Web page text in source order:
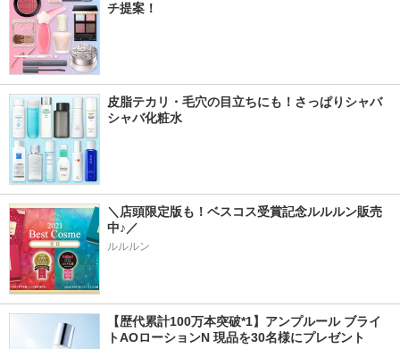
チ提案！
皮脂テカリ・毛穴の目立ちにも！さっぱりシャバ
シャバ化粧水
＼店頭限定版も！ベスコス受賞記念ルルルン販売
中♪／
ルルルン
【歴代累計100万本突破*1】アンプルール ブライ
トAOローションN 現品を30名様にプレゼント